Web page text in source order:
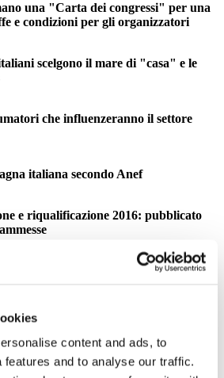
content and ads, to
features and to analyse our traffic.
una "Carta dei congressi" per una
e condizioni per gli organizzatori
scelgono il mare di "casa" e le
che influenzeranno il settore
italiana secondo Anef
e riqualificazione 2016: pubblicato
le prenotazioni di voli con
passa da sinergia e marchio